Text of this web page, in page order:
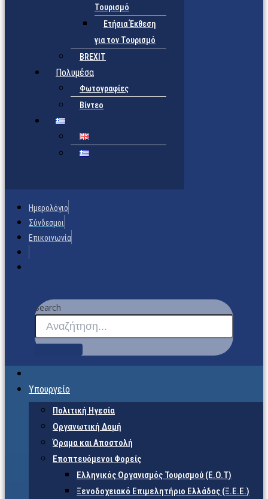
Τουρισμό
Ετήσια Έκθεση
για τον Τουρισμό
BREXIT
Πολυμέσα
Φωτογραφίες
Βίντεο
Ημερολόγιο
Σύνδεσμοι
Επικοινωνία
Search
Υπουργείο
Πολιτική Ηγεσία
Οργανωτική Δομή
Όραμα και Αποστολή
Εποπτευόμενοι Φορείς
Eλληνικός Οργανισμός Τουρισμού (Ε.Ο.Τ)
Ξενοδοχειακό Επιμελητήριο Ελλάδος (Ξ.Ε.Ε.)